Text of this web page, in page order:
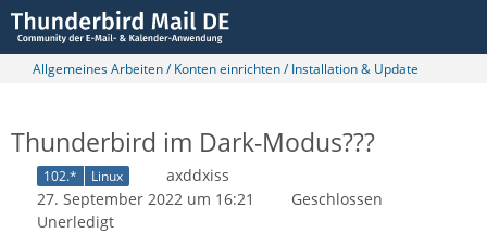
Allgemeines Arbeiten / Konten einrichten / Installation & Update
Thunderbird im Dark-Modus???
102.* Linux
axddxiss
27. September 2022 um 16:21
Geschlossen
Unerledigt